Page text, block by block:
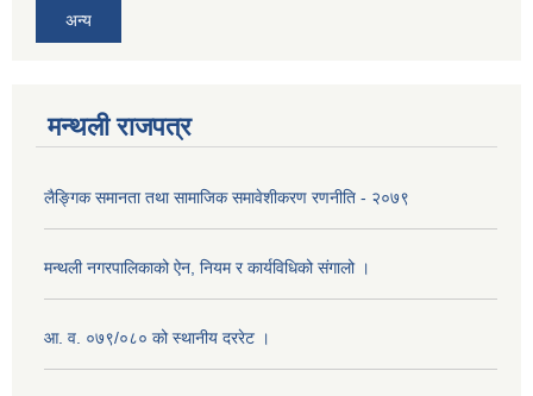
अन्य
मन्थली राजपत्र
लैङ्गिक समानता तथा सामाजिक समावेशीकरण रणनीति - २०७९
मन्थली नगरपालिकाको ऐन, नियम र कार्यविधिको संगालो ।
आ. व. ०७९/०८० को स्थानीय दररेट ।